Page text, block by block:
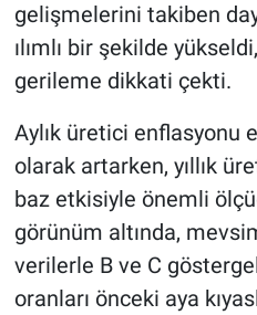
gelişmelerini takiben
ılımlı bir şekilde
gerileme dikkati çekti.
Aylık üretici enflasyonu
olarak artarken, yıllık
baz etkisiyle önemli
görünüm altında,
verilerle B ve C
oranları önceki aya